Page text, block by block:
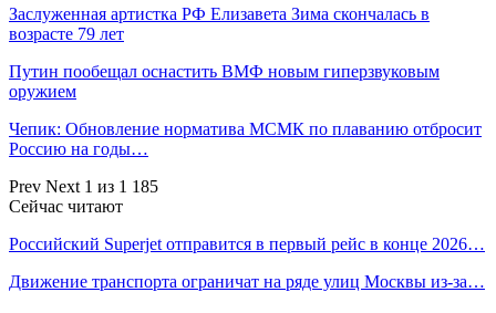
Заслуженная артистка РФ Елизавета Зима скончалась в
возрасте 79 лет
Путин пообещал оснастить ВМФ новым гиперзвуковым
оружием
Чепик: Обновление норматива МСМК по плаванию отбросит
Россию на годы…
Prev Next 1 из 1 185
Сейчас читают
Российский Superjet отправится в первый рейс в конце 2026…
Движение транспорта ограничат на ряде улиц Москвы из-за…